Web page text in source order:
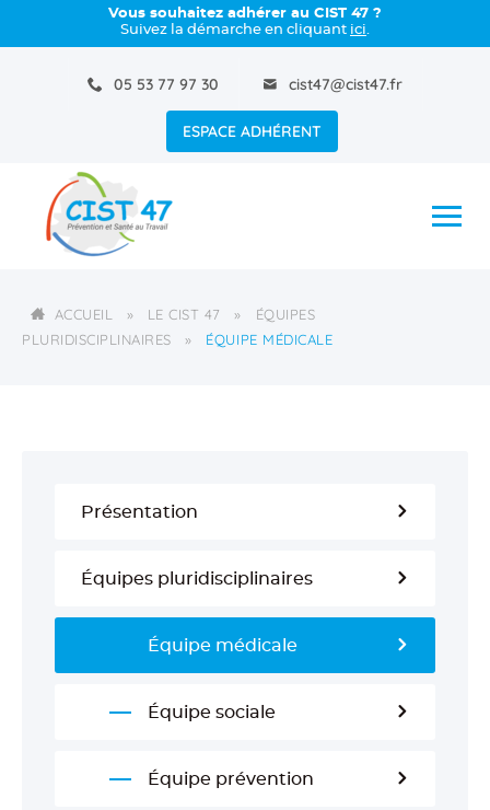
Vous souhaitez adhérer au CIST 47 ?
Suivez la démarche en cliquant ici.
05 53 77 97 30 cist47@cist47.fr
ESPACE ADHÉRENT
ACCUEIL » LE CIST 47 »
ÉQUIPES
PLURIDISCIPLINAIRES
» ÉQUIPE MÉDICALE
Présentation
Équipes pluridisciplinaires
Équipe médicale
Équipe sociale
Équipe prévention